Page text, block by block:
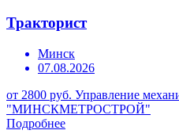
Тракторист
Минск
07.08.2026
от 2800 руб. Управление
"МИНСКМЕТРОСТРОЙ"
Подробнее